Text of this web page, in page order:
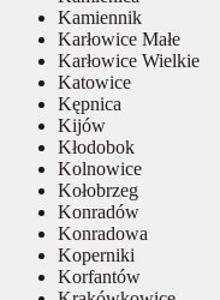
Kamiennik
Karłowice Małe
Karłowice Wielkie
Katowice
Kępnica
Kijów
Kłodobok
Kolnowice
Kołobrzeg
Konradów
Konradowa
Koperniki
Korfantów